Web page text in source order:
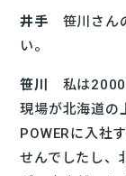
井手 笹川さん
い。
笹川
私は2000
現場が北海道の
POWERに入社
せんでしたし、